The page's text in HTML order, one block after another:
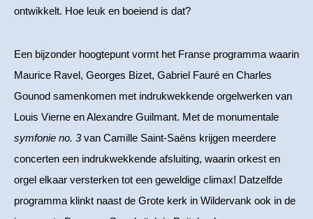
ontwikkelt. Hoe leuk en boeiend is dat?
Een bijzonder hoogtepunt vormt het Franse programma waarin
Maurice Ravel, Georges Bizet, Gabriel Fauré en Charles
Gounod samenkomen met indrukwekkende orgelwerken van
Louis Vierne en Alexandre Guilmant. Met de monumentale
symfonie no. 3van Camille Saint-Saëns krijgen meerdere
concerten een indrukwekkende afsluiting, waarin orkest en
orgel elkaar versterken tot een geweldige climax! Datzelfde
programma klinkt naast de Grote kerk in Wildervank ook in de